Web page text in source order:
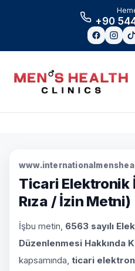
+90
Ticari Elektronik
Rıza / İzin Metni)
İşbu metin, 6563 sayılı
Düzenlenmesi Hakkında
kapsamında, ticari